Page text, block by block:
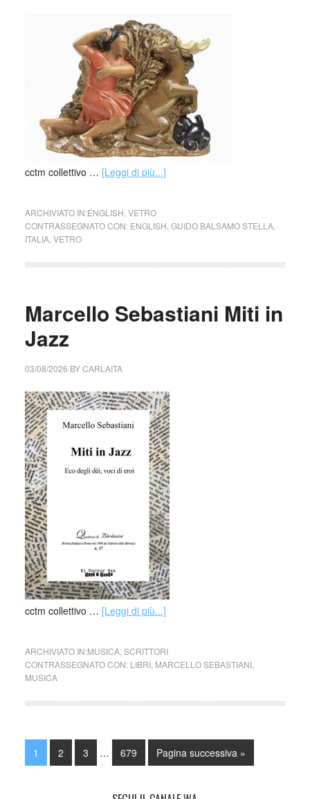
cctm collettivo … [Leggi di più...]
ARCHIVIATO IN:ENGLISH VETRO
CONTRASSEGNATO CON: ENGLISH GUIDO BALSAMO STELLA,
ITALIA, VETRO
Marcello Sebastiani Miti in
Jazz
03/08/2026 BYCARLAITA
cctm collettivo … [Leggi di più...]
ARCHIVIATO IN:MUSICA, SCRITTORI
CONTRASSEGNATO CON: LIBRI, MARCELLO SEBASTIANI,
MUSICA
1 2 3 … 679 Pagina successiva »